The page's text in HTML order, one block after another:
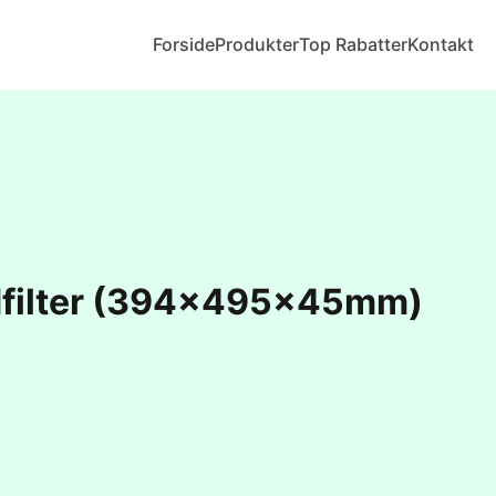
ForsideProdukterTop RabatterKontakt
(394x495x45mm)